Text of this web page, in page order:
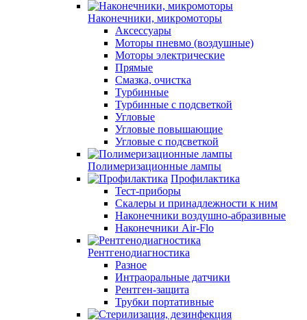
Наконечники, микромоторы
Аксессуары
Моторы пневмо (воздушные)
Моторы электрические
Прямые
Смазка, очистка
Турбинные
Турбинные с подсветкой
Угловые
Угловые повышающие
Угловые с подсветкой
Полимеризационные лампы
Профилактика
Тест-приборы
Скалеры и принадлежности к ним
Наконечники воздушно-абразивные
Наконечники Air-Flo
Рентгенодиагностика
Разное
Интраоральные датчики
Рентген-защита
Трубки портативные